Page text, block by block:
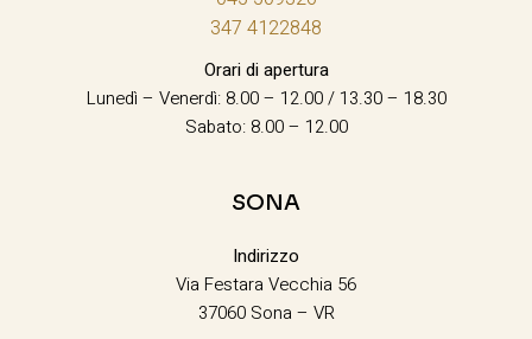
347 4122848
Orari di apertura
Lunedì – Venerdì: 8.00 – 12.00 / 13.30 – 18.30
Sabato: 8.00 – 12.00
SONA
Indirizzo
Via Festara Vecchia 56
37060 Sona – VR